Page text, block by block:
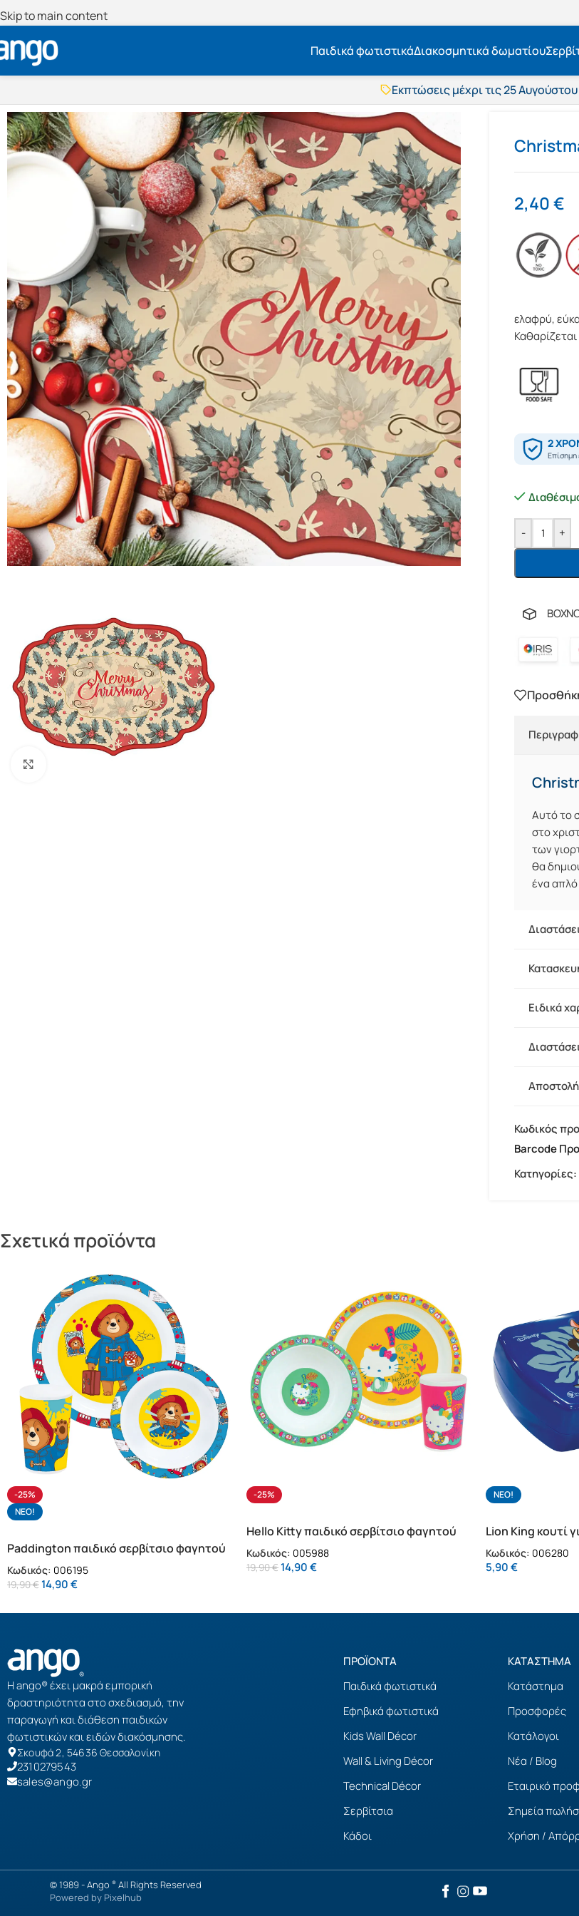
Skip to main content
Παιδικά φωτιστικάΔιακοσμητικά δωματίου
Εκπτώσεις μέχρι τις 25 Αυγούστου
Δωρεάν μεταφορικά
Εκπτώσεις μέχρι τις 25 Αυγούστου
Δωρεάν μεταφορικά
BOXNOW αποστολή
Άμεση παράδοση
2,40€
ελαφρύ,
- +
Αυτό το
στο
των
θα
ένα απλό
Ειδικά
Barcode
Κωδικός
Κατηγορίες:
Σχετικά προϊόντα
-25%
NΕΟ!
Paddington παιδικό σερβίτσιο φαγητού
(006195)
Κωδικός: 006195
19,90€14,90€
-25%
Hello Kitty παιδικό σερβίτσιο φαγητού
(005988)
Κωδικός: 005988
19,90€14,90€
NΕΟ!
Lion King κουτί
(006280)
Κωδικός: 006280
5,90€
Η ango® έχει μακρά εμπορική
δραστηριότητα στο σχεδιασμό, την
παραγωγή και διάθεση παιδικών
φωτιστικών και ειδών διακόσμησης.
Σκουφά 2, 54636 Θεσσαλονίκη
2310279543
sales@ango.gr
ΠΡΟΪΟΝΤΑ
Παιδικά φωτιστικά
Εφηβικά φωτιστικά
Kids Wall Décor
Wall & Living Décor
Technical Décor
Σερβίτσια
Κάδοι
ΚΑΤΑΣΤΗΜΑ
Κατάστημα
Προσφορές
Κατάλογοι
Νέα / Blog
Εταιρικό
Σημεία
Χρήση /
© 1989 -Ango ® All Rights Reserved
Powered by Pixelhub